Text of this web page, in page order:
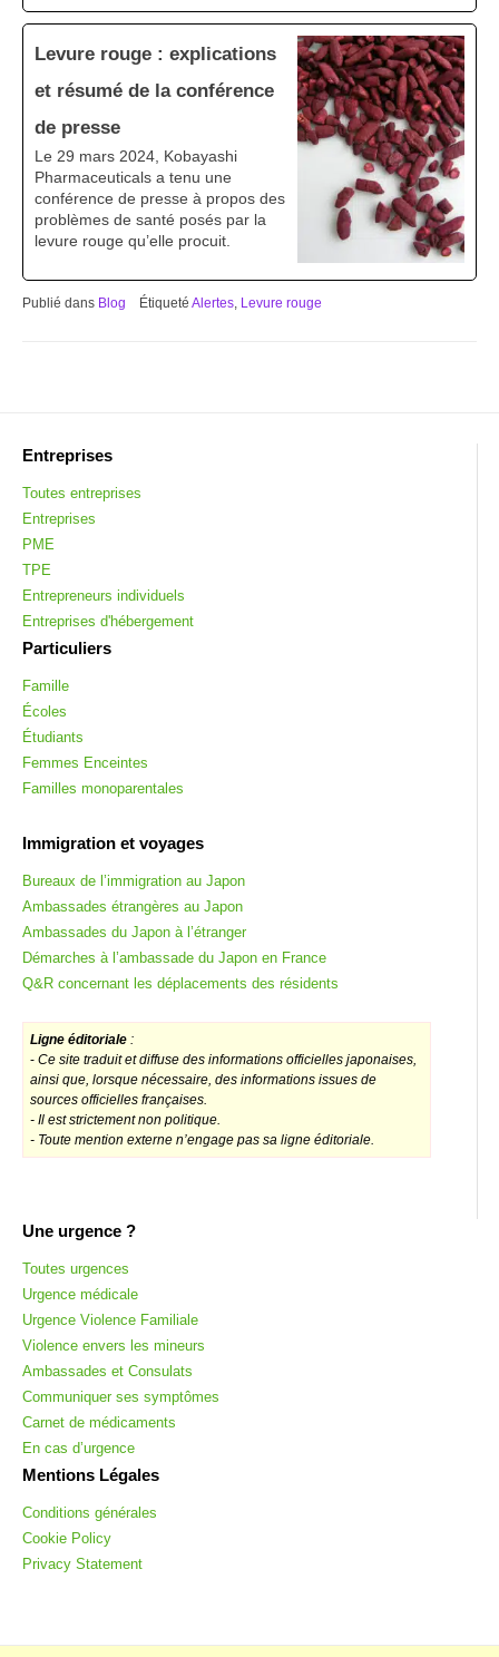
Levure rouge : explications
et résumé de la conférence
de presse
Le 29 mars 2024, Kobayashi
Pharmaceuticals a tenu une
conférence de presse à propos des
problèmes de santé posés par la
levure rouge qu’elle procuit.
Publié dans Blog Étiqueté Alertes, Levure rouge
Entreprises
Toutes entreprises
Entreprises
PME
TPE
Entrepreneurs individuels
Entreprises d'hébergement
Particuliers
Famille
Écoles
Étudiants
Femmes Enceintes
Familles monoparentales
Immigration et voyages
Bureaux de l’immigration au Japon
Ambassades étrangères au Japon
Ambassades du Japon à l’étranger
Démarches à l’ambassade du Japon en France
Q&R concernant les déplacements des résidents
Ligne éditoriale :
- Ce site traduit et diffuse des informations officielles japonaises,
ainsi que, lorsque nécessaire, des informations issues de
sources officielles françaises.
- Il est strictement non politique.
- Toute mention externe n’engage pas sa ligne éditoriale.
Une urgence ?
Toutes urgences
Urgence médicale
Urgence Violence Familiale
Violence envers les mineurs
Ambassades et Consulats
Communiquer ses symptômes
Carnet de médicaments
En cas d’urgence
Mentions Légales
Conditions générales
Cookie Policy
Privacy Statement